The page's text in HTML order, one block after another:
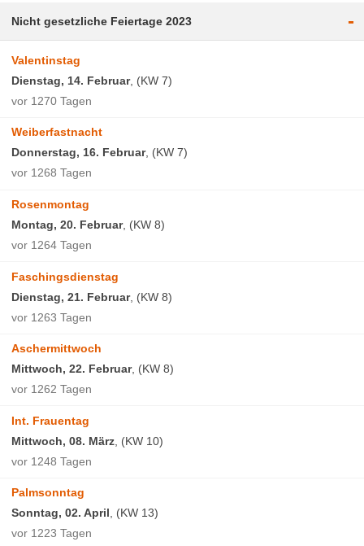
Nicht gesetzliche Feiertage 2023 -
Valentinstag
Dienstag, 14. Februar, (KW 7)
vor 1270 Tagen
Weiberfastnacht
Donnerstag, 16. Februar, (KW 7)
vor 1268 Tagen
Rosenmontag
Montag, 20. Februar, (KW 8)
vor 1264 Tagen
Faschingsdienstag
Dienstag, 21. Februar, (KW 8)
vor 1263 Tagen
Aschermittwoch
Mittwoch, 22. Februar, (KW 8)
vor 1262 Tagen
Int. Frauentag
Mittwoch, 08. März , (KW 10)
vor 1248 Tagen
Palmsonntag
Sonntag, 02. April, (KW 13)
vor 1223 Tagen